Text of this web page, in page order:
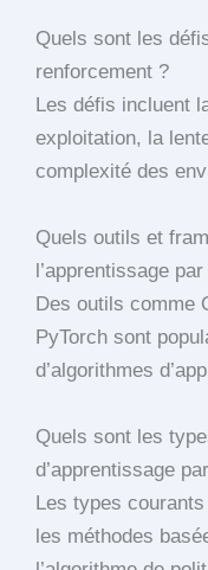
Quels sont les
renforcement ?
Les défis incluent
exploitation, la
complexité des
Quels outils et
l’apprentissage
Des outils comme
PyTorch sont
d’algorithmes
Quels sont les
d’apprentissage
Les types
les méthodes